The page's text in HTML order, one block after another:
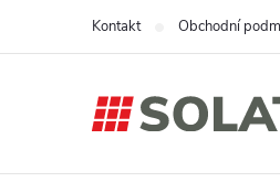
Kontakt Obchodní